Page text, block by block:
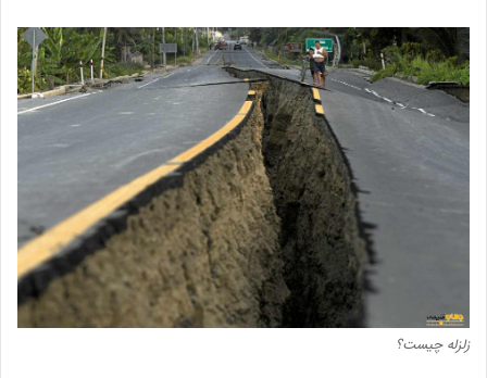
زلزله چیست؟